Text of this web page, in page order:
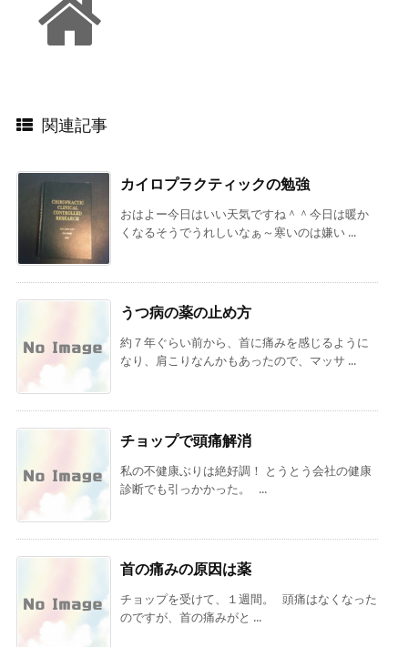
関連記事
カイロプラクティックの勉強
おはよー今日はいい天気ですね＾＾今日は暖か
くなるそうでうれしいなぁ～寒いのは嫌い ...
うつ病の薬の止め方
約７年ぐらい前から、首に痛みを感じるように
なり、肩こりなんかもあったので、マッサ ...
チョップで頭痛解消
私の不健康ぶりは絶好調！ とうとう会社の健康
診断でも引っかかった。 ...
首の痛みの原因は薬
チョップを受けて、１週間。 頭痛はなくなった
のですが、首の痛みがと ...